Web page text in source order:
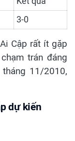
3-0
Cập rất ít gặp
trán đáng
11/2010,
dự kiến